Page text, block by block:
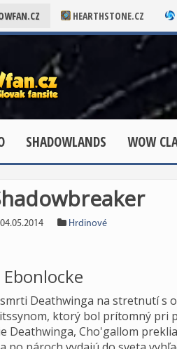
HEARTHSTONE.CZ
SHADOWLANDS WOW
04.05.2014 Hrdinové
Deathwinga na stretnutí s
ktorý bol prítomný pri
Deathwinga, Cho'gallom